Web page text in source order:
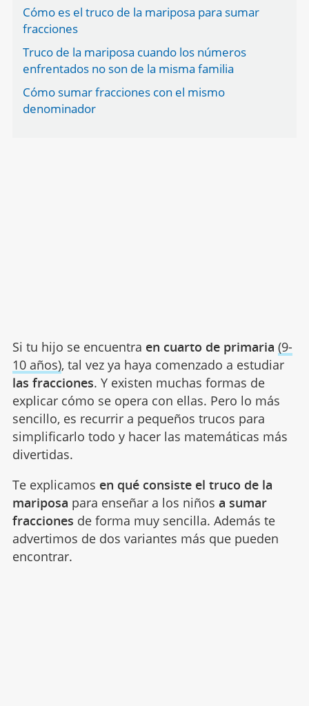
Cómo es el truco de la mariposa para sumar
fracciones
Truco de la mariposa cuando los números
enfrentados no son de la misma familia
Cómo sumar fracciones con el mismo
denominador
Si tu hijo se encuentra en cuarto de primaria (9-
10 años), tal vez ya haya comenzado a estudiar
las fracciones. Y existen muchas formas de
explicar cómo se opera con ellas. Pero lo más
sencillo, es recurrir a pequeños trucos para
simplificarlo todo y hacer las matemáticas más
divertidas.
Te explicamos en qué consiste el truco de la
mariposa para enseñar a los niños a sumar
fracciones de forma muy sencilla. Además te
advertimos de dos variantes más que pueden
encontrar.